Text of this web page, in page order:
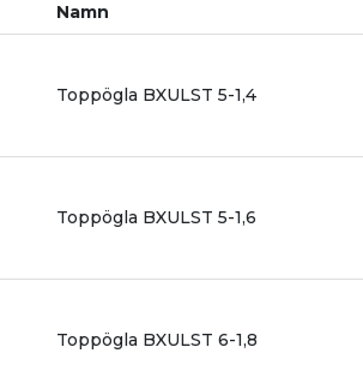
Namn
Toppögla BXULST 5-1,4
Toppögla BXULST 5-1,6
Toppögla BXULST 6-1,8